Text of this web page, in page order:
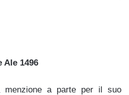
Ale 1496
menzione a parte per il suo